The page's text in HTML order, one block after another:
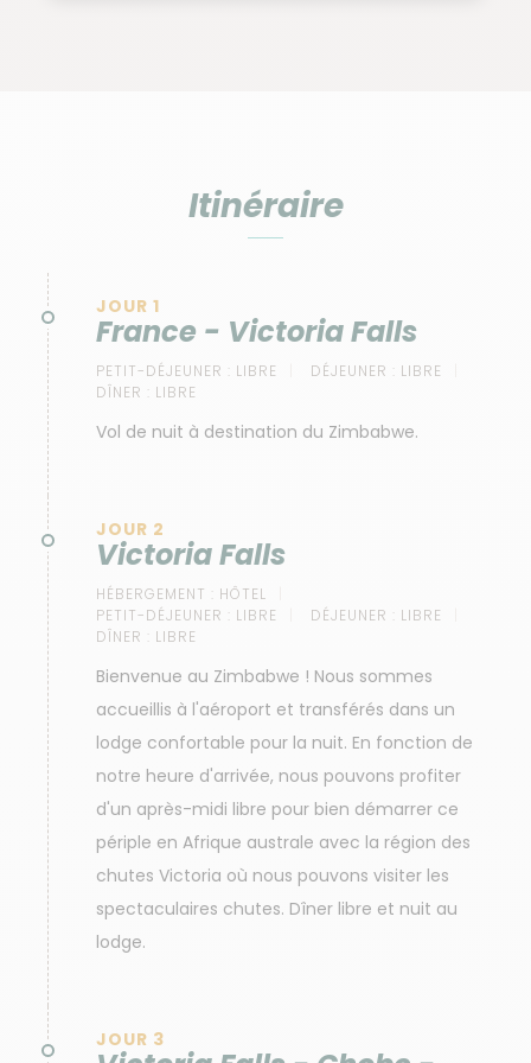
Itinéraire
JOUR 1
France - Victoria Falls
PETIT-DÉJEUNER : LIBRE DÉJEUNER : LIBRE
DÎNER : LIBRE
Vol de nuit à destination du Zimbabwe.
JOUR 2
Victoria Falls
HÉBERGEMENT : HÔTEL
PETIT-DÉJEUNER : LIBRE DÉJEUNER : LIBRE
DÎNER : LIBRE
Bienvenue au Zimbabwe ! Nous sommes
accueillis à l'aéroport et transférés dans un
lodge confortable pour la nuit. En fonction de
notre heure d'arrivée, nous pouvons profiter
d'un après-midi libre pour bien démarrer ce
périple en Afrique australe avec la région des
chutes Victoria où nous pouvons visiter les
spectaculaires chutes. Dîner libre et nuit au
lodge.
JOUR 3